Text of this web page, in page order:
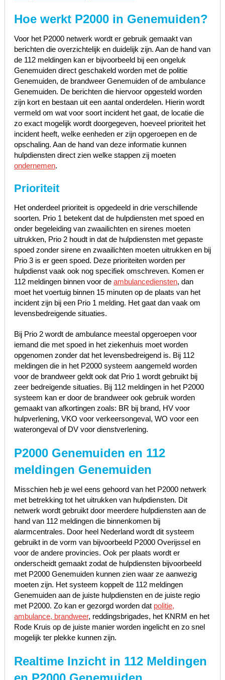
Hoe werkt P2000 in Genemuiden?
Voor het P2000 netwerk wordt er gebruik gemaakt van
berichten die overzichtelijk en duidelijk zijn. Aan de hand van
de 112 meldingen kan er bijvoorbeeld bij een ongeluk
Genemuiden direct geschakeld worden met de politie
Genemuiden, de brandweer Genemuiden of de ambulance
Genemuiden. De berichten die hiervoor opgesteld worden
zijn kort en bestaan uit een aantal onderdelen. Hierin wordt
vermeld om wat voor soort incident het gaat, de locatie die
zo exact mogelijk wordt doorgegeven, hoeveel prioriteit het
incident heeft, welke eenheden er zijn opgeroepen en de
opschaling. Aan de hand van deze informatie kunnen
hulpdiensten direct zien welke stappen zij moeten
ondernemen.
Prioriteit
Het onderdeel prioriteit is opgedeeld in drie verschillende
soorten. Prio 1 betekent dat de hulpdiensten met spoed en
onder begeleiding van zwaailichten en sirenes moeten
uitrukken, Prio 2 houdt in dat de hulpdiensten met gepaste
spoed zonder sirene en zwaailichten moeten uitrukken en bij
Prio 3 is er geen spoed. Deze prioriteiten worden per
hulpdienst vaak ook nog specifiek omschreven. Komen er
112 meldingen binnen voor de ambulancediensten, dan
moet het voertuig binnen 15 minuten op de plaats van het
incident zijn bij een Prio 1 melding. Het gaat dan vaak om
levensbedreigende situaties.
Bij Prio 2 wordt de ambulance meestal opgeroepen voor
iemand die met spoed in het ziekenhuis moet worden
opgenomen zonder dat het levensbedreigend is. Bij 112
meldingen die in het P2000 systeem aangemeld worden
voor de brandweer geldt ook dat Prio 1 wordt gebruikt bij
zeer bedreigende situaties. Bij 112 meldingen in het P2000
systeem kan er door de brandweer ook gebruik worden
gemaakt van afkortingen zoals: BR bij brand, HV voor
hulpverlening, VKO voor verkeersongeval, WO voor een
waterongeval of DV voor dienstverlening.
P2000 Genemuiden en 112
meldingen Genemuiden
Misschien heb je wel eens gehoord van het P2000 netwerk
met betrekking tot het uitrukken van hulpdiensten. Dit
netwerk wordt gebruikt door meerdere hulpdiensten aan de
hand van 112 meldingen die binnenkomen bij
alarmcentrales. Door heel Nederland wordt dit systeem
gebruikt in de vorm van bijvoorbeeld P2000 Overijssel en
voor de andere provincies. Ook per plaats wordt er
onderscheidt gemaakt zodat de hulpdiensten bijvoorbeeld
met P2000 Genemuiden kunnen zien waar ze aanwezig
moeten zijn. Het systeem koppelt de 112 meldingen
Genemuiden aan de juiste hulpdiensten en de juiste regio
met P2000. Zo kan er gezorgd worden dat politie,
ambulance, brandweer, reddingsbrigades, het KNRM en het
Rode Kruis op de juiste manier worden ingelicht en zo snel
mogelijk ter plekke kunnen zijn.
Realtime Inzicht in 112 Meldingen